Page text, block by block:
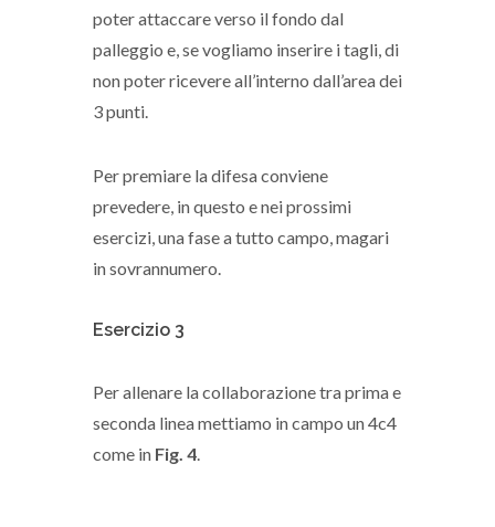
poter attaccare verso il fondo dal
palleggio e, se vogliamo inserire i tagli, di
non poter ricevere all’interno dall’area dei
3 punti.
Per premiare la difesa conviene
prevedere, in questo e nei prossimi
esercizi, una fase a tutto campo, magari
in sovrannumero.
Esercizio 3
Per allenare la collaborazione tra prima e
seconda linea mettiamo in campo un 4c4
come in Fig. 4.